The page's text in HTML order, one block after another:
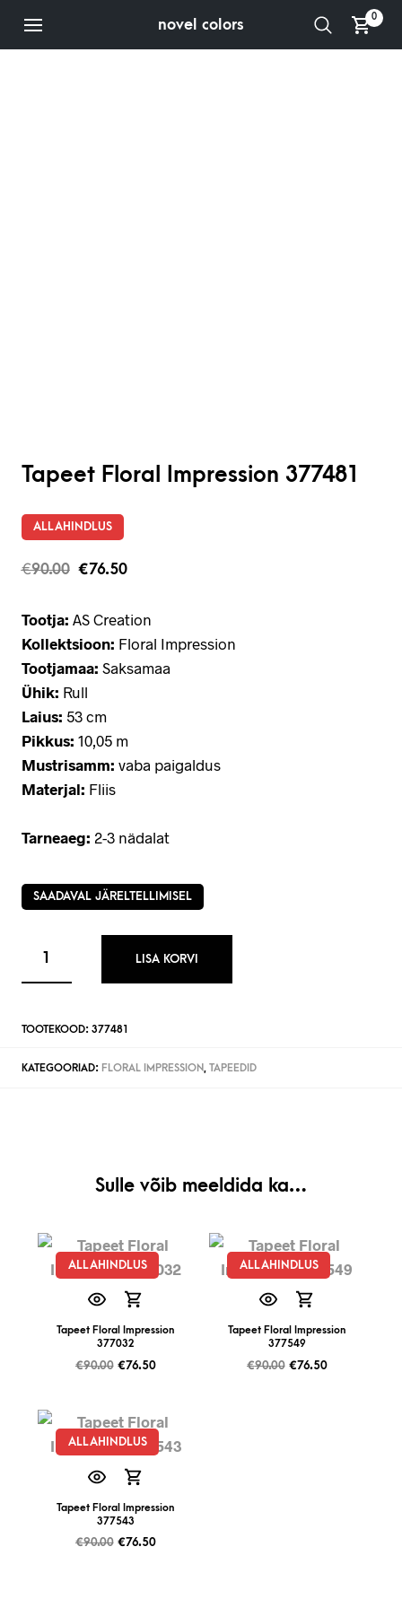
novel colors 0
Tapeet Floral Impression 377481
ALLAHINDLUS
€90.00 €76.50
Tootja: AS Creation
Kollektsioon: Floral Impression
Tootjamaa: Saksamaa
Ühik: Rull
Laius: 53 cm
Pikkus: 10,05 m
Mustrisamm: vaba paigaldus
Materjal: Fliis
Tarneaeg: 2-3 nädalat
SAADAVAL JÄRELTELLIMISEL
LISA KORVI
TOOTEKOOD: 377481
KATEGOORIAD: FLORAL IMPRESSION, TAPEEDID
Sulle võib meeldida ka…
ALLAHINDLUS
Tapeet Floral Impression
377032
€90.00 €76.50
ALLAHINDLUS
Tapeet Floral Impression
377549
€90.00 €76.50
ALLAHINDLUS
Tapeet Floral Impression
377543
€90.00 €76.50